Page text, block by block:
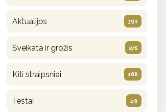
Aktualijos 391
Sveikata ir grožis 275
Kiti straipsniai 188
Testai 49